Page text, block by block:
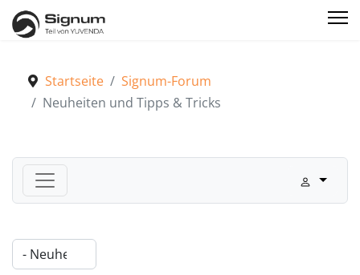
Startseite
Signum-Forum
Neuheiten und Tipps & Tricks
Signum-Forum